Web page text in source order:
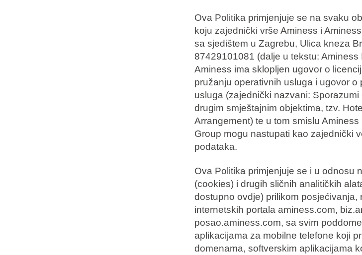
Ova Politika primjenjuje se na svaku
koju zajednički vrše Aminess i
sa sjedištem u Zagrebu, Ulica kneza
87429101081 (dalje u tekstu: Aminess
Aminess ima sklopljen ugovor o
pružanju operativnih usluga i ugovor o
usluga (zajednički nazvani:
drugim smještajnim objektima, tzv.
Arrangement) te u tom smislu
Group mogu nastupati kao zajednički
podataka.
Ova Politika primjenjuje se i u odnosu
(cookies) i drugih sličnih analitičkih
dostupno ovdje) prilikom posjećivanja,
internetskih portala aminess.com,
posao.aminess.com, sa svim
aplikacijama za mobilne telefone koji
domenama, softverskim aplikacijama